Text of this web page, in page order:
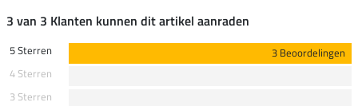
3 van 3 Klanten kunnen dit artikel aanraden
5 Sterren
3 Beoordelingen
4 Sterren
3 Sterren